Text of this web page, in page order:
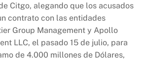
Citgo, alegando que los acusados
contrato con las entidades
Group Management y Apollo
LLC, el pasado 15 de julio, para
de 4.000 millones de Dólares,